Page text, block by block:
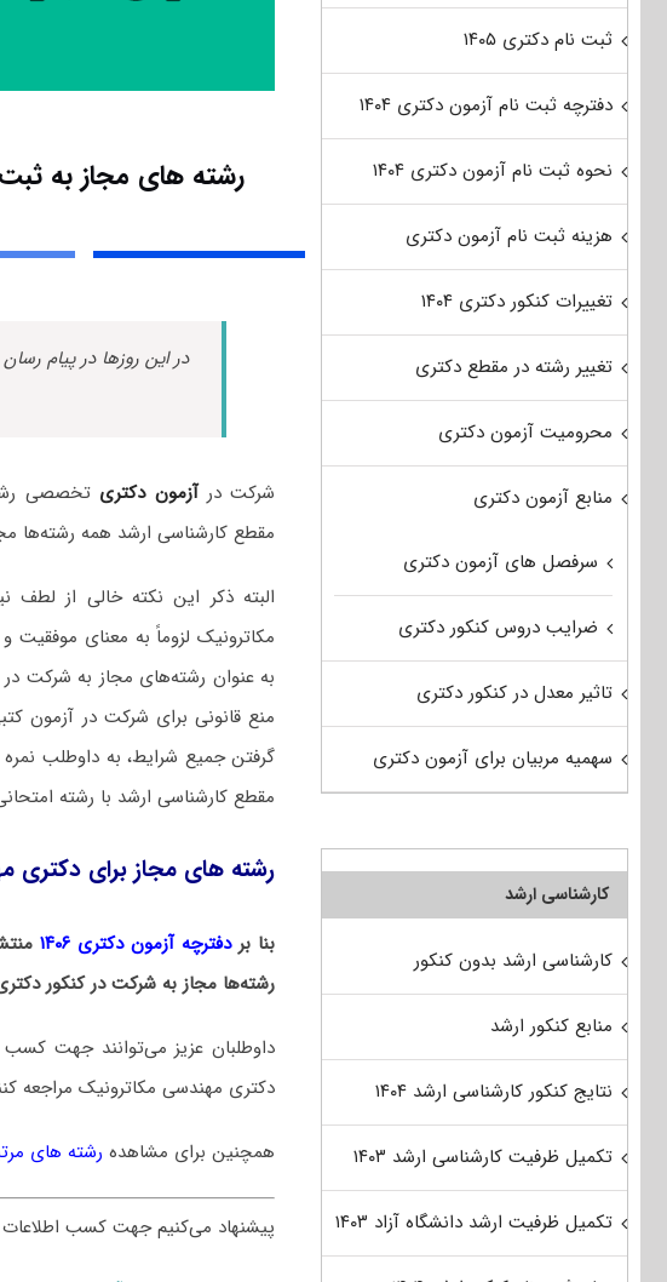
رشته های مجاز به
در این روزها در پیام
شرکت درآزمون دکتری تخصصی
مقطع کارشناسی ارشد همه رشته‌ها
البته ذکر این نکته خالی از
مکاترونیک لزوماً به معنای
به عنوان رشته‌های مجاز به شرکت
منع قانونی برای شرکت در آزمون
گرفتن جمیع شرایط، به داوطلب
مقطع کارشناسی ارشد با رشته
رشته های مجاز برای دکتری
بنا بردفترچه آزمون دکتری ۱۴۰۶
رشته‌ها مجاز به شرکت در کنکور
داوطلبان عزیز می‌توانند جهت
دکتری مهندسی مکاترونیک مراجعه
همچنین برای مشاهده رشته های
پیشنهاد می‌کنیم جهت کسب
ثبت نام دکتری ۱۴۰۵
دفترچه ثبت نام آزمون دکتری ۱۴۰۴
نحوه ثبت نام آزمون دکتری ۱۴۰۴
هزینه ثبت نام آزمون دکتری
تغییرات کنکور دکتری ۱۴۰۴
تغییر رشته در مقطع دکتری
محرومیت آزمون دکتری
منابع آزمون دکتری
سرفصل های آزمون دکتری
ضرایب دروس کنکور دکتری
تاثیر معدل در کنکور دکتری
سهمیه مربیان برای آزمون دکتری
کارشناسی ارشد
کارشناسی ارشد بدون کنکور
منابع کنکور ارشد
نتایج کنکور کارشناسی ارشد ۱۴۰۴
تکمیل ظرفیت کارشناسی ارشد ۱۴۰۳
تکمیل ظرفیت ارشد دانشگاه آزاد ۱۴۰۳